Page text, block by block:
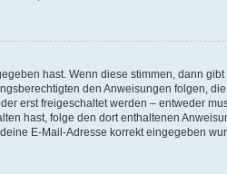
hast. Wenn diese stimmen, dann
den Anweisungen folgen,
erst freigeschaltet werden – entweder
hast, folge den dort enthaltenen
E-Mail-Adresse korrekt eingegeben